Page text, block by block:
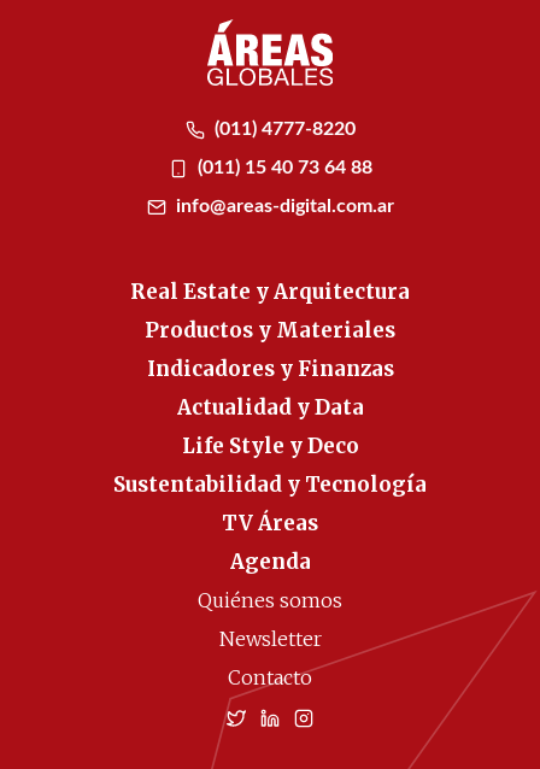
(011) 4777-8220
(011) 15 40 73 64 88
info@areas-digital.com.ar
Real Estate y Arquitectura
Productos y Materiales
Indicadores y Finanzas
Actualidad y Data
Life Style y Deco
Sustentabilidad y Tecnología
TV Áreas
Agenda
Quiénes somos
Newsletter
Contacto